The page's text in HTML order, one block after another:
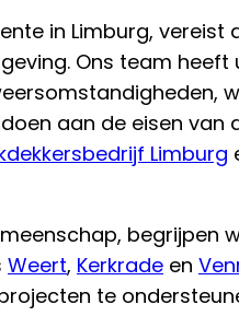
in Limburg,
Ons team
aan de eisen van
Limburg
begrijpen
Weert, Kerkrade en
te